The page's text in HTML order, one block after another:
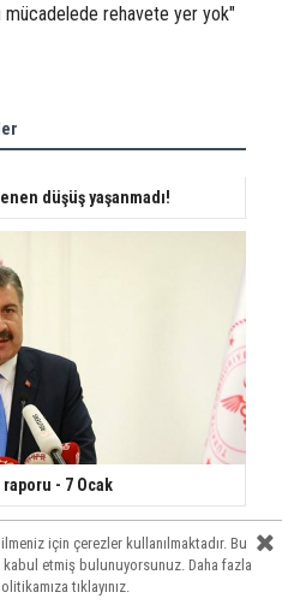
rehavete yer yok"
düşüş yaşanmadı!
- 7 Ocak
grubunu etkiliyor?
için çerezler kullanılmaktadır. Bu
kabul etmiş bulunuyorsunuz. Daha fazla
tıklayınız.
için çerezler kullanılmaktadır. Bu
kabul etmiş bulunuyorsunuz. Daha fazla
tıklayınız.
için çerezler kullanılmaktadır. Bu
kabul etmiş bulunuyorsunuz. Daha fazla
tıklayınız.
için çerezler kullanılmaktadır. Bu
kabul etmiş bulunuyorsunuz. Daha fazla
tıklayınız.